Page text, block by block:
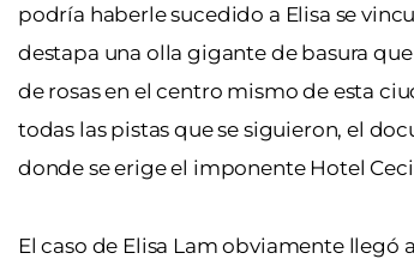
podría haberle sucedido a Elisa se
destapa una olla gigante de basura
de rosas en el centro mismo de esta
todas las pistas que se siguieron, el
donde se erige el imponente Hotel
El caso de Elisa Lam obviamente